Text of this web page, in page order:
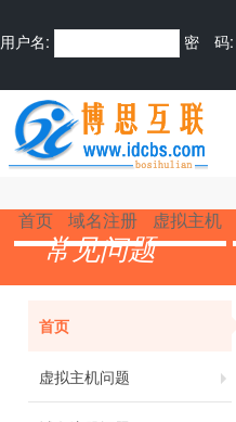
用户名: 密 码:
首页 域名注册 虚拟主机
常见问题
首页
虚拟主机问题